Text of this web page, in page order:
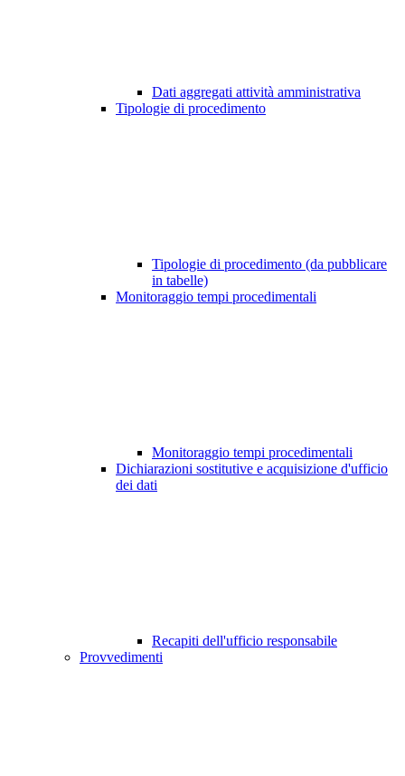
Dati aggregati attività amministrativa
Tipologie di procedimento
Tipologie di procedimento (da pubblicare
in tabelle)
Monitoraggio tempi procedimentali
Monitoraggio tempi procedimentali
Dichiarazioni sostitutive e acquisizione d'ufficio
dei dati
Recapiti dell'ufficio responsabile
Provvedimenti